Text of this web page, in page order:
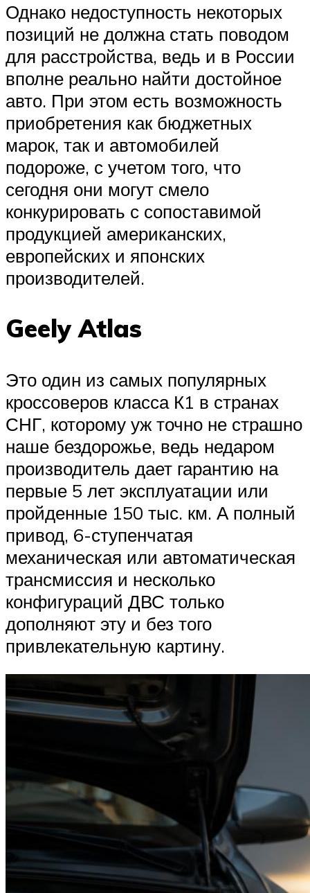
Однако недоступность некоторых
позиций не должна стать поводом
для расстройства, ведь и в России
вполне реально найти достойное
авто. При этом есть возможность
приобретения как бюджетных
марок, так и автомобилей
подороже, с учетом того, что
сегодня они могут смело
конкурировать с сопоставимой
продукцией американских,
европейских и японских
производителей.
Geely Atlas
Это один из самых популярных
кроссоверов класса К1 в странах
СНГ, которому уж точно не страшно
наше бездорожье, ведь недаром
производитель дает гарантию на
первые 5 лет эксплуатации или
пройденные 150 тыс. км. А полный
привод, 6-ступенчатая
механическая или автоматическая
трансмиссия и несколько
конфигураций ДВС только
дополняют эту и без того
привлекательную картину.